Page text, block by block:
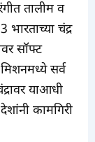
तालीम व
भारताच्या चंद्र
सॉफ्ट
सर्व
याआधी
कामगिरी